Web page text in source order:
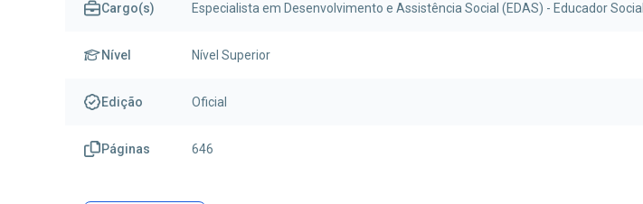
Cargo(s) Especialista em Desenvolvimento e Assistência Social (EDAS) - Educador Social
Nível Nível Superior
Edição Oficial
Páginas 646